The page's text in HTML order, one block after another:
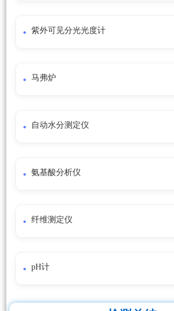
紫外可见分光光度计
马弗炉
自动水分测定仪
氨基酸分析仪
纤维测定仪
pH计